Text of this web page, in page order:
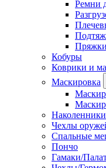
Ремни
Пряжки
Кобуры
Коврики и
Маскировка
Чехлы
Спальные
Пончо
Гамаки/